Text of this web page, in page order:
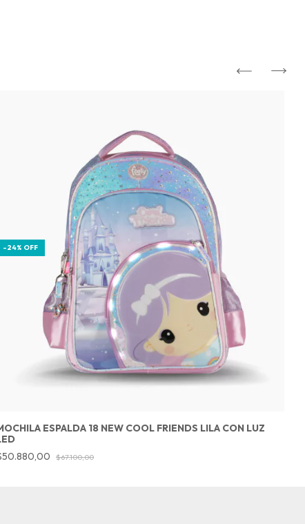
-24% OFF
ESPALDA 18 NEW COOL FRIENDS LILA CON LUZ
$67.100,00